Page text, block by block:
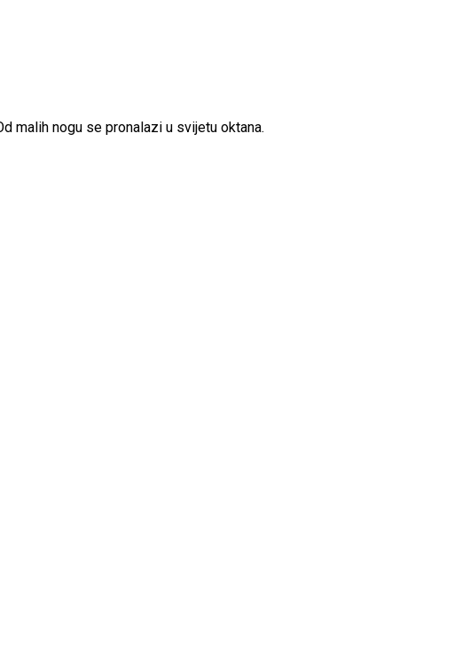
malih nogu se pronalazi u svijetu oktana.